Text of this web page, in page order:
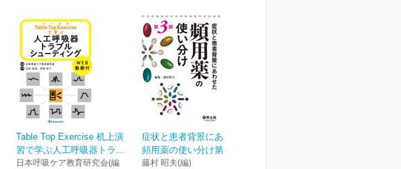
Table Top Exercise 机上演
習で学ぶ人工呼吸器トラ...
日本呼吸ケア教育研究会(編
症状と患者背景にあわせた
頻用薬の使い分け第3版
藤村 昭夫(編)